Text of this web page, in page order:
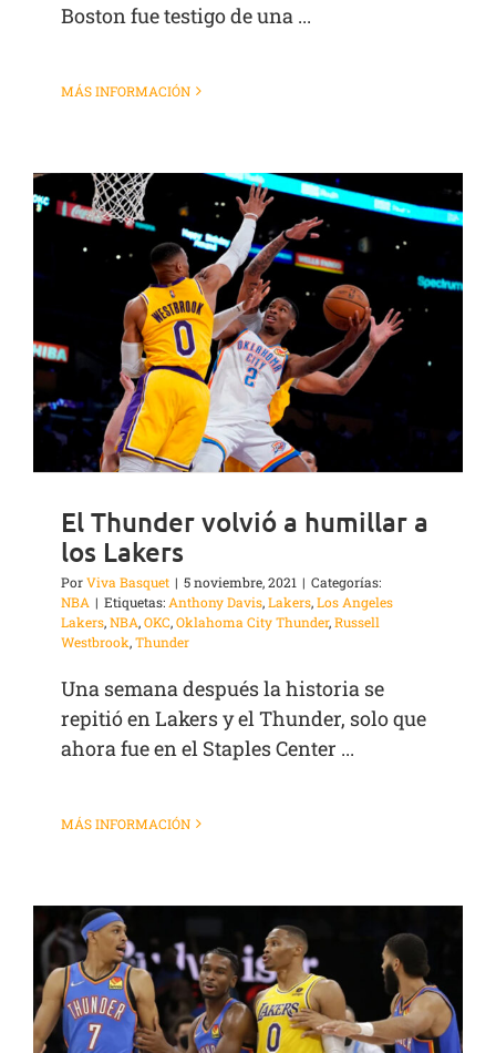
Boston fue testigo de una ...
MÁS INFORMACIÓN
El Thunder volvió a humillar a
los Lakers
PorViva Basquet | 5 noviembre, 2021 | Categorías:
NBA | Etiquetas: Anthony Davis,Lakers,Los Angeles
Lakers,NBA,OKC,Oklahoma City Thunder,Russell
Westbrook,Thunder
Una semana después la historia se
repitió en Lakers y el Thunder, solo que
ahora fue en el Staples Center ...
MÁS INFORMACIÓN